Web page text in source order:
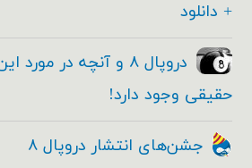
+ دانلود
دروپال ۸ و آنچه در
حقیقی وجود دارد!
جشن‌های انتشار دروپال ۸